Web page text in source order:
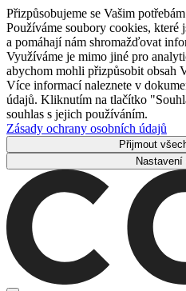
Přizpůsobujeme se Vašim
Používáme soubory cookies, které
a pomáhají nám shromažďovat
Využíváme je mimo jiné pro
abychom mohli přizpůsobit obsah
Více informací naleznete v
údajů. Kliknutím na tlačítko
souhlas s jejich používáním.
Zásady ochrany osobních údajů
Přijmout
Nastavení